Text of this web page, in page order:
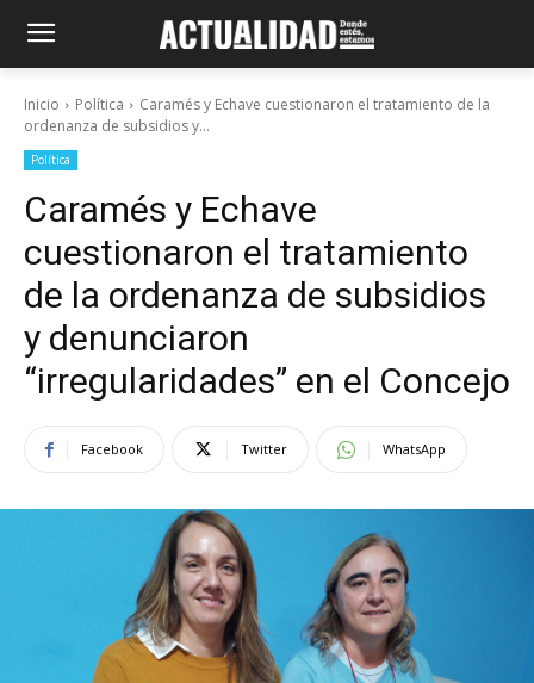
Inicio Política
Caramés y Echave cuestionaron el tratamiento de la
ordenanza de subsidios y...
Política
Caramés y Echave
cuestionaron el tratamiento
de la ordenanza de subsidios
y denunciaron
“irregularidades” en el Concejo
Facebook Twitter WhatsApp